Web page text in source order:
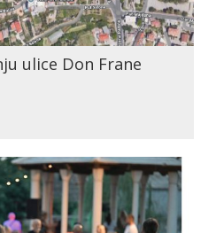
ulice Don Frane